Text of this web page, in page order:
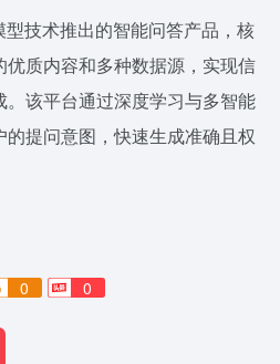
技术推出的智能问答产品，核
质内容和多种数据源，实现信
该平台通过深度学习与多智能
提问意图，快速生成准确且权
0 0